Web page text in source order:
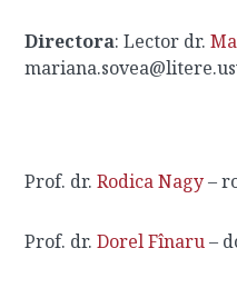
Directora:Lector dr.
Prof. dr. Rodica Nagy –
Prof. dr. Dorel Fînaru –